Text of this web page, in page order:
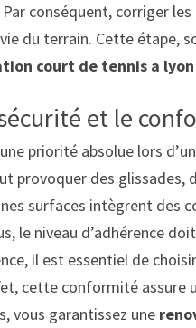
conséquent, corriger
du terrain. Cette étape,
court de tennis a lyon
et le
priorité absolue lors
provoquer des glissades,
surfaces intègrent des
le niveau d’adhérence
il est essentiel de
cette conformité
vous garantissez une